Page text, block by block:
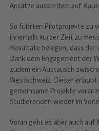
Ansätze ausserdem auf
So führten Pilotprojekte zu
innerhalb kurzer Zeit zu
Resultate belegen, dass
Dank dem Engagement der
zudem ein Austausch
Westschweiz. Dieser
gemeinsame Projekte
Studierenden wieder im
Voran geht es aber auch